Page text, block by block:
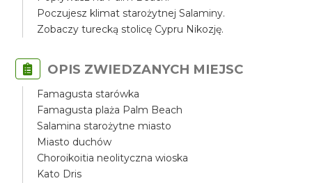
Poczujesz klimat starożytnej Salaminy.
Zobaczy turecką stolicę Cypru Nikozję.
OPIS ZWIEDZANYCH MIEJSC
Famagusta starówka
Famagusta plaża Palm Beach
Salamina starożytne miasto
Miasto duchów
Choroikoitia neolityczna wioska
Kato Dris